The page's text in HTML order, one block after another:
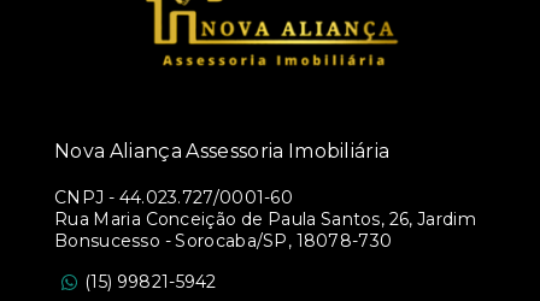
Nova Aliança Assessoria Imobiliária
CNPJ - 44.023.727/0001-60
Rua Maria Conceição de Paula Santos, 26, Jardim
Bonsucesso - Sorocaba/SP, 18078-730
(15) 99821-5942